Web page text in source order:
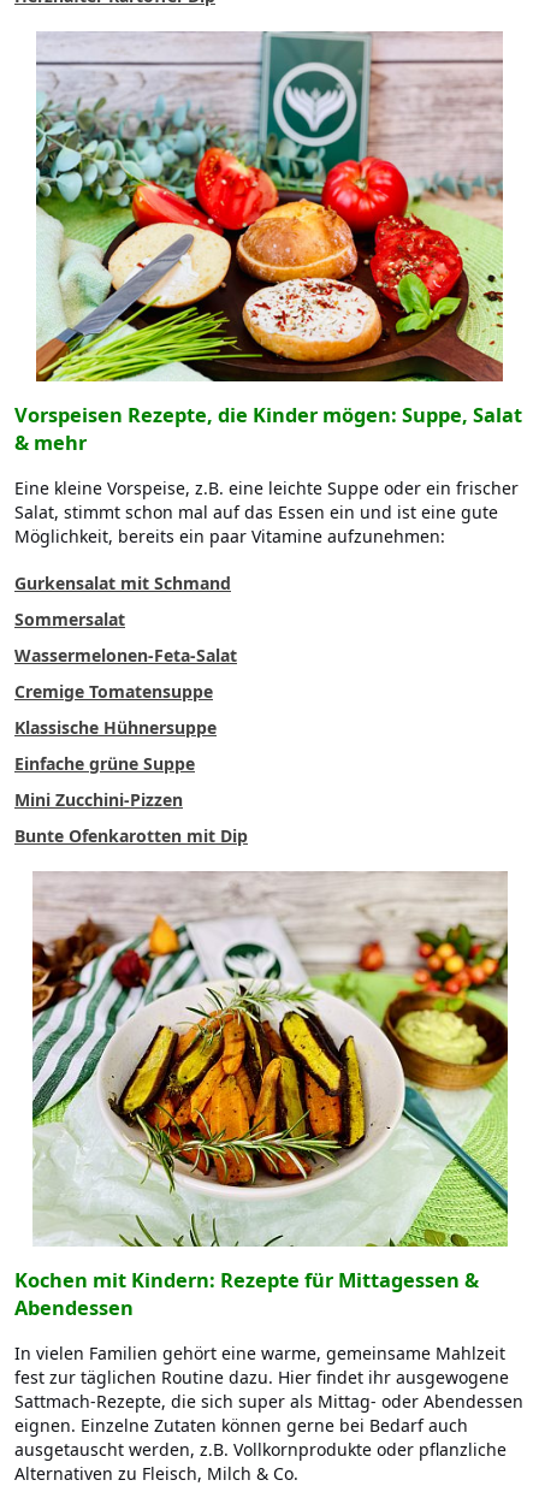
Vorspeisen Rezepte, die Kinder mögen: Suppe, Salat
& mehr
Eine kleine Vorspeise, z.B. eine leichte Suppe oder ein frischer
Salat, stimmt schon mal auf das Essen ein und ist eine gute
Möglichkeit, bereits ein paar Vitamine aufzunehmen:
Gurkensalat mit Schmand
Sommersalat
Wassermelonen-Feta-Salat
Cremige Tomatensuppe
Klassische Hühnersuppe
Einfache grüne Suppe
Mini Zucchini-Pizzen
Bunte Ofenkarotten mit Dip
Kochen mit Kindern: Rezepte für Mittagessen &
Abendessen
In vielen Familien gehört eine warme, gemeinsame Mahlzeit
fest zur täglichen Routine dazu. Hier findet ihr ausgewogene
Sattmach-Rezepte, die sich super als Mittag- oder Abendessen
eignen. Einzelne Zutaten können gerne bei Bedarf auch
ausgetauscht werden, z.B. Vollkornprodukte oder pflanzliche
Alternativen zu Fleisch, Milch & Co.